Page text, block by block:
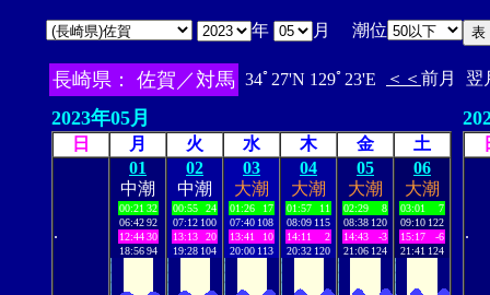
年 月 潮位
長崎県： 佐賀／対馬 34ﾟ27'N 129ﾟ23'E ＜＜ 前月 翌
2023年05月
日 月 火 水 木 金 土
.
01
中潮
00:21 32
06:42 92
12:44 30
18:56 94
02
中潮
00:55
24
07:12 100
13:13
20
19:28 104
03
大潮
01:26
17
07:40 108
13:41
10
20:00 113
04
大潮
01:57
11
08:09 115
14:11
2
20:32 120
05
大潮
02:29
8
08:38 120
14:43
-3
21:06 124
06
大潮
03:01
7
09:10 122
15:17
-6
21:41 124
.